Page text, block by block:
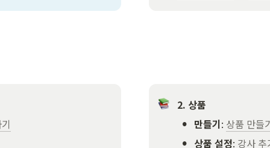
2. 상품
• 만들기: 상품 만들
• 상품 설정: 강사